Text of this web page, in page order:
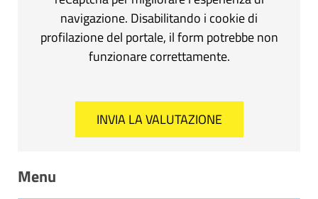
navigazione. Disabilitando i cookie di
profilazione del portale, il form potrebbe non
funzionare correttamente.
Menu